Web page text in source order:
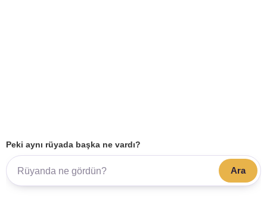
Peki aynı rüyada başka ne vardı?
Ara